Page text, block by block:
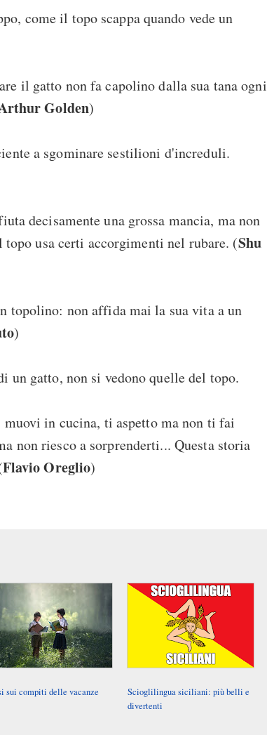
come il topo scappa quando vede un
il gatto non fa capolino dalla sua tana ogni
Golden)
a sgominare sestilioni d'increduli.
decisamente una grossa mancia, ma non
usa certi accorgimenti nel rubare. (Shu
topolino: non affida mai la sua vita a un
)
un gatto, non si vedono quelle del topo.
muovi in cucina, ti aspetto ma non ti fai
non riesco a sorprenderti... Questa storia
Flavio Oreglio)
sui compiti delle vacanze
Scioglilingua siciliani: più belli e
divertenti